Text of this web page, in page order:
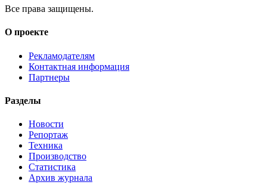
Все права защищены.
О проекте
Рекламодателям
Контактная информация
Партнеры
Разделы
Новости
Репортаж
Техника
Производство
Статистика
Архив журнала